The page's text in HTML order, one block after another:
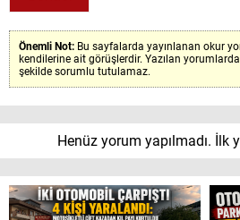
Önemli Not: Bu sayfalarda yayınlanan okur
kendilerine ait görüşlerdir. Yazılan
şekilde sorumlu tutulamaz.
Henüz yorum yapılmadı. İlk